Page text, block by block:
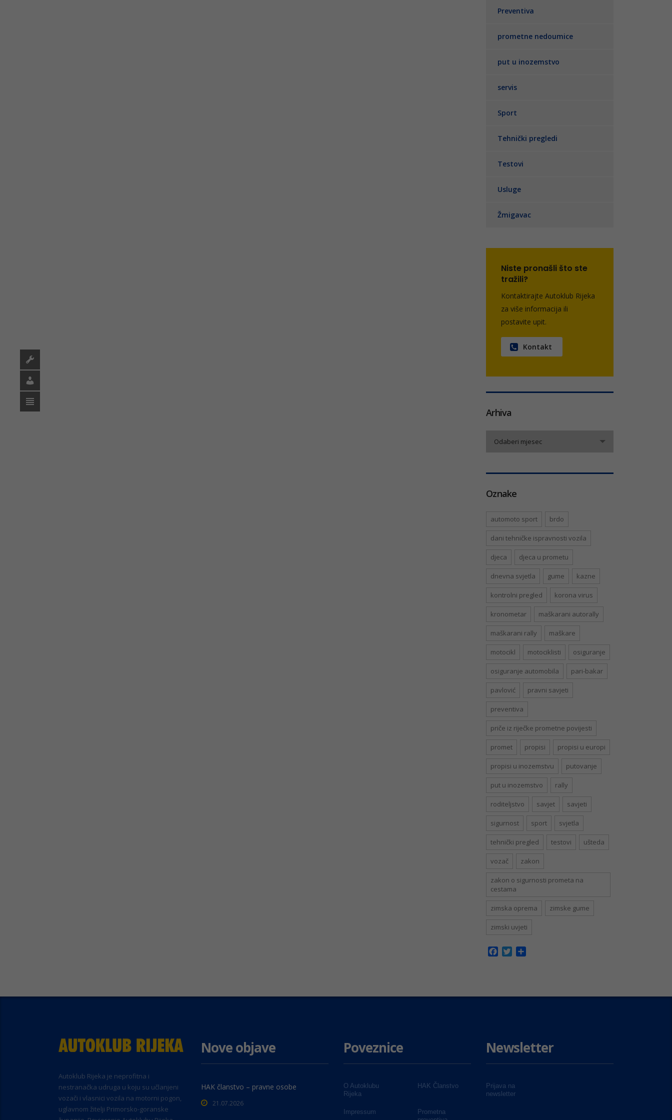
Preventiva
prometne nedoumice
put u inozemstvo
servis
Sport
Tehnički pregledi
Testovi
Usluge
Žmigavac
Niste pronašli što ste
tražili?
Kontaktirajte Autoklub Rijeka
za više informacija ili
postavite upit.
Kontakt
Arhiva
Odaberi mjesec
Oznake
automoto sport brdo
dani tehničke ispravnosti vozila
djeca djeca u prometu
dnevna svjetla gume kazne
kontrolni pregled korona virus
kronometar maškarani autorally
maškarani rally maškare
motocikl motociklisti osiguranje
osiguranje automobila pari-bakar
pavlović pravni savjeti
preventiva
priče iz riječke prometne povijesti
promet propisi propisi u europi
propisi u inozemstvu putovanje
put u inozemstvo rally
roditeljstvo savjet savjeti
sigurnost sport svjetla
tehnički pregled testovi ušteda
vozač zakon
zakon o sigurnosti prometa na
cestama
zimska oprema zimske gume
zimski uvjeti
Facebook
Twitter
Autoklub Rijeka je neprofitna i
nestranačka udruga u koju su učlanjeni
vozači i vlasnici vozila na motorni pogon,
uglavnom žitelji Primorsko-goranske
Nove objave
HAK članstvo – pravne osobe
21.07.2026
Poveznice
O Autoklubu
Rijeka
HAK Članstvo
Impressum
Prometna
Newsletter
Prijava na
newsletter